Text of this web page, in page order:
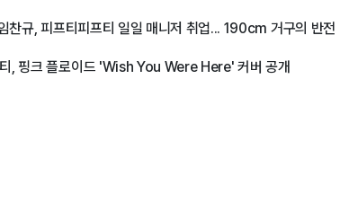
찬규, 피프티피프티 일일 매니저 취업... 190cm 거구의 반전
, 핑크 플로이드 'Wish You Were Here' 커버 공개